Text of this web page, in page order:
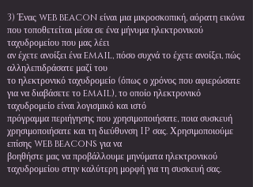
3) Ένας web beacon είναι μια μικροσκοπική, αόρατη εικόνα
που τοποθετείται μέσα σε ένα μήνυμα ηλεκτρονικού
ταχυδρομείου που μας λέει
αν έχετε ανοίξει ένα email, πόσο συχνά το έχετε ανοίξει, πώς
αλληλεπιδράσατε μαζί του
το ηλεκτρονικό ταχυδρομείο (όπως ο χρόνος που αφιερώσατε
για να διαβάσετε το email), το οποίο ηλεκτρονικό
ταχυδρομείο είναι λογισμικό και ιστό
πρόγραμμα περιήγησης που χρησιμοποιήσατε, ποια συσκευή
χρησιμοποιήσατε και τη διεύθυνση IP σας. Χρησιμοποιούμε
επίσης web beacons για να
βοηθήστε μας να προβάλλουμε μηνύματα ηλεκτρονικού
ταχυδρομείου στην καλύτερη μορφή για τη συσκευή σας.